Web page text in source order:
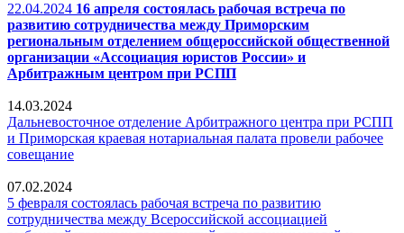
22.04.2024 16 апреля состоялась рабочая встреча по
развитию сотрудничества между Приморским
региональным отделением общероссийской общественной
организации «Ассоциация юристов России» и
Арбитражным центром при РСПП
14.03.2024
Дальневосточное отделение Арбитражного центра при РСПП
и Приморская краевая нотариальная палата провели рабочее
совещание
07.02.2024
5 февраля состоялась рабочая встреча по развитию
сотрудничества между Всероссийской ассоциацией